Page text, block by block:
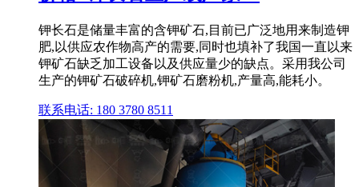
钾长石是储量丰富的含钾矿石,目前已广泛地用来制造钾
肥,以供应农作物高产的需要,同时也填补了我国一直以来
钾矿石缺乏加工设备以及供应量少的缺点。采用我公司
生产的钾矿石破碎机,钾矿石磨粉机,产量高,能耗小。
联系电话: 180 3780 8511